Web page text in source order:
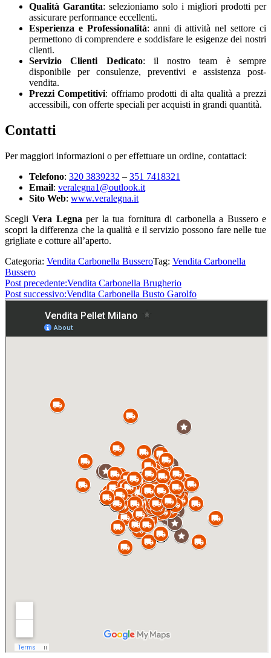
Qualità Garantita: selezioniamo solo i migliori prodotti per
assicurare performance eccellenti.
Esperienza e Professionalità: anni di attività nel settore ci
permettono di comprendere e soddisfare le esigenze dei nostri
clienti.
Servizio Clienti Dedicato: il nostro team è sempre
disponibile per consulenze, preventivi e assistenza post-
vendita.
Prezzi Competitivi: offriamo prodotti di alta qualità a prezzi
accessibili, con offerte speciali per acquisti in grandi quantità.
Contatti
Per maggiori informazioni o per effettuare un ordine, contattaci:
Telefono: 320 3839232 – 351 7418321
Email: veralegna1@outlook.it
Sito Web: www.veralegna.it
ScegliVera Legna per la tua fornitura di carbonella a Bussero e
scopri la differenza che la qualità e il servizio possono fare nelle tue
grigliate e cotture all’aperto.
Categoria: Vendita Carbonella BusseroTag: Vendita Carbonella
Bussero
Post precedente:Vendita Carbonella Brugherio
Post successivo:Vendita Carbonella Busto Garolfo